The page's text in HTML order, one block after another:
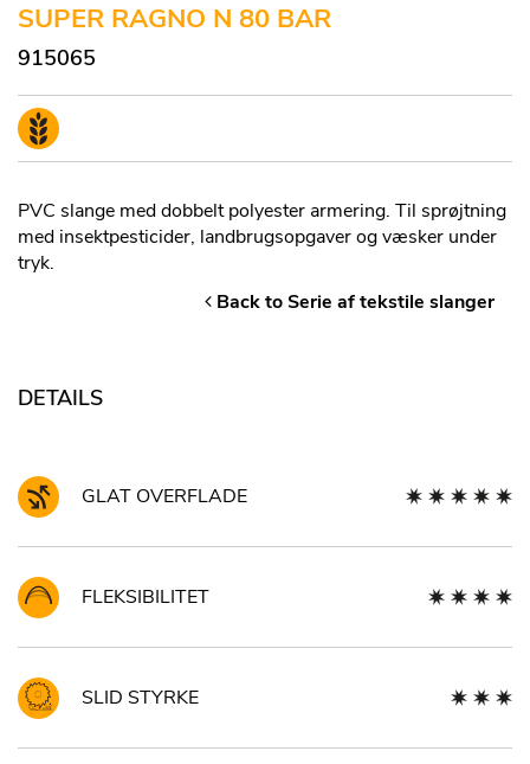
SUPER RAGNO N 80 BAR
915065
PVC slange med dobbelt polyester armering. Til sprøjtning
med insektpesticider, landbrugsopgaver og væsker under
tryk.
Back to Serie af tekstile slanger
DETAILS
GLAT OVERFLADE
FLEKSIBILITET
SLID STYRKE